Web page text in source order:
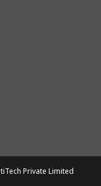
Private Limited